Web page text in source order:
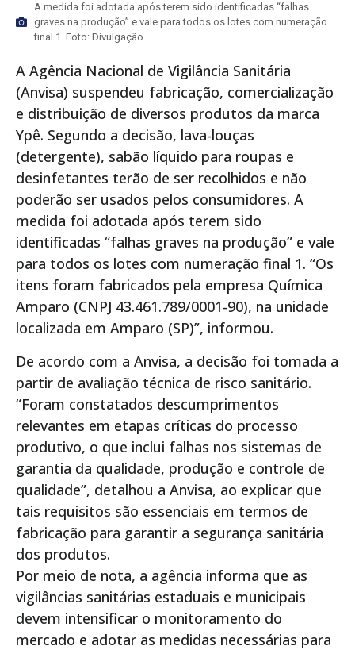
A medida foi adotada após terem sido identificadas “falhas
graves na produção” e vale para todos os lotes com numeração
final 1. Foto: Divulgação
A Agência Nacional de Vigilância Sanitária
(Anvisa) suspendeu fabricação, comercialização
e distribuição de diversos produtos da marca
Ypê. Segundo a decisão, lava-louças
(detergente), sabão líquido para roupas e
desinfetantes terão de ser recolhidos e não
poderão ser usados pelos consumidores. A
medida foi adotada após terem sido
identificadas “falhas graves na produção” e vale
para todos os lotes com numeração final 1. “Os
itens foram fabricados pela empresa Química
Amparo (CNPJ 43.461.789/0001-90), na unidade
localizada em Amparo (SP)”, informou.
De acordo com a Anvisa, a decisão foi tomada a
partir de avaliação técnica de risco sanitário.
“Foram constatados descumprimentos
relevantes em etapas críticas do processo
produtivo, o que inclui falhas nos sistemas de
garantia da qualidade, produção e controle de
qualidade”, detalhou a Anvisa, ao explicar que
tais requisitos são essenciais em termos de
fabricação para garantir a segurança sanitária
dos produtos.
Por meio de nota, a agência informa que as
vigilâncias sanitárias estaduais e municipais
devem intensificar o monitoramento do
mercado e adotar as medidas necessárias para